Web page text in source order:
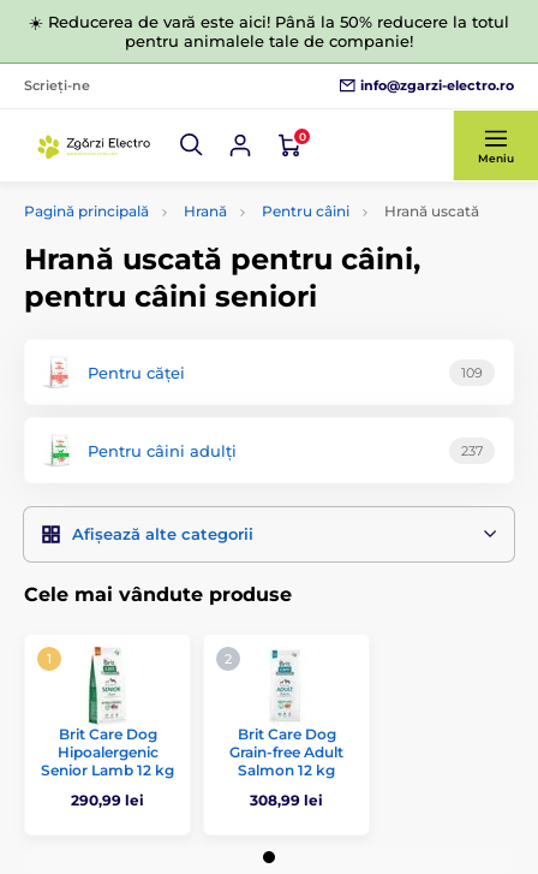
☀️ Reducerea de vară este aici! Până la 50% reducere la totul
pentru animalele tale de companie!
Scrieți-ne info@zgarzi-electro.ro
0
Meniu
Pagină principală Hrană Pentru câini Hrană uscată
Hrană uscată pentru câini,
pentru câini seniori
Pentru căței 109
Pentru câini adulți 237
Afișează alte categorii
Cele mai vândute produse
Brit Care Dog
Hipoalergenic
Senior Lamb 12 kg
290,99 lei
Brit Care Dog
Grain-free Adult
Salmon 12 kg
308,99 lei